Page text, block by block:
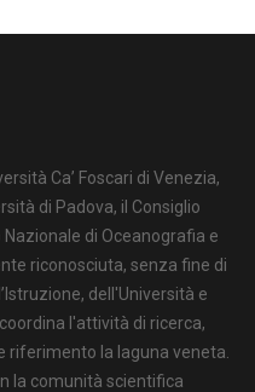
Ca’ Foscari di Venezia,
di Padova, il Consiglio
Nazionale di Oceanografia e
riconosciuta, senza fine di
dell'Università e
l'attività di ricerca,
riferimento la laguna veneta.
la comunità scientifica